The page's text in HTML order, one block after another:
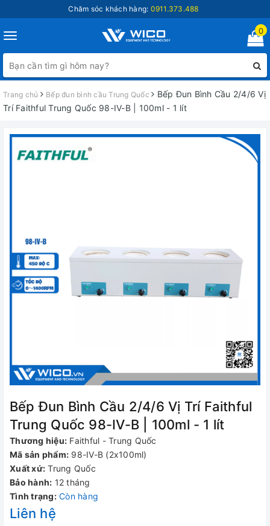
Chăm sóc khách hàng: 0911.373.488
Toggle
navigation
0
Trang chủ Bếp đun bình cầu Trung Quốc
Bếp Đun Bình Cầu 2/4/6 Vị
Trí Faithful Trung Quốc 98-IV-B | 100ml - 1 lít
Bếp Đun Bình Cầu 2/4/6 Vị Trí Faithful
Trung Quốc 98-IV-B | 100ml - 1 lít
Thương hiệu: Faithful - Trung Quốc
Mã sản phẩm: 98-IV-B (2x100ml)
Xuất xứ: Trung Quốc
Bảo hành: 12 tháng
Tình trạng: Còn hàng
Liên hệ